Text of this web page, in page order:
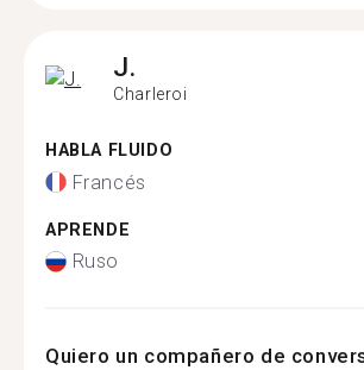
J.
Charleroi
HABLA FLUIDO
Francés
APRENDE
Ruso
Quiero un compañero de